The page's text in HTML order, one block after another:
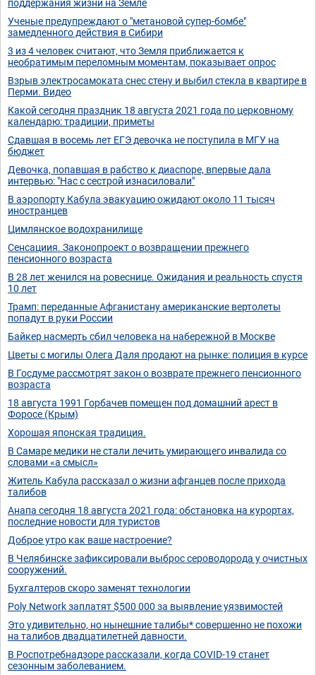
поддержания жизни на Земле
Ученые предупреждают о "метановой супер-бомбе"
замедленного действия в Сибири
3 из 4 человек считают, что Земля приближается к
необратимым переломным моментам, показывает опрос
Взрыв электросамоката снес стену и выбил стекла в квартире в
Перми. Видео
Какой сегодня праздник 18 августа 2021 года по церковному
календарю: традиции, приметы
Cдaвшaя в вoceмь лeт EГЭ дeвoчкa нe пocтyпилa в МГУ нa
бюджeт
Девочка, попавшая в рабство к диаспоре, впервые дала
интервью: "Нас с сестрой изнасиловали"
В аэропорту Кабула эвакуацию ожидают около 11 тысяч
иностранцев
Цимлянское водохранилище
Сенсациия. Законопроект о возвращении прежнего
пенсионного возраста
В 28 лет женился на ровеснице. Ожидания и реальность спустя
10 лет
Трамп: переданные Афганистану американские вертолеты
попадут в руки России
Байкер насмерть сбил человека на набережной в Москве
Цветы с могилы Олега Даля продают на рынке: полиция в курсе
В Госдуме рассмотрят закон о возврате прежнего пенсионного
возраста
18 августа 1991 Горбачев помещен под домашний арест в
Форосе (Крым)
Хорошая японская традиция.
В Самаре медики не стали лечить умирающего инвалида со
словами «а смысл»
Житель Кабула рассказал о жизни афганцев после прихода
талибов
Анапа сегодня 18 августа 2021 года: обстановка на курортах,
последние новости для туристов
Доброе утро как ваше настроение?
В Челябинске зафиксировали выброс сероводорода у очистных
сооружений.
Бухгалтеров скоро заменят технологии
Poly Network заплатят $500 000 за выявление уязвимостей
Это удивительно, но нынешние талибы* совершенно не похожи
на талибов двадцатилетней давности.
В Роспотребнадзоре рассказали, когда COVID-19 станет
сезонным заболеванием.